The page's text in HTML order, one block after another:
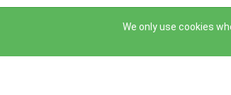
We only use cookies